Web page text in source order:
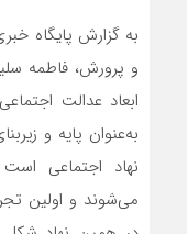
به گزارش پایگاه
و پرورش، فاطمه
ابعاد عدالت
به‌عنوان پایه و
نهاد اجتماعی
می‌شوند و اولین